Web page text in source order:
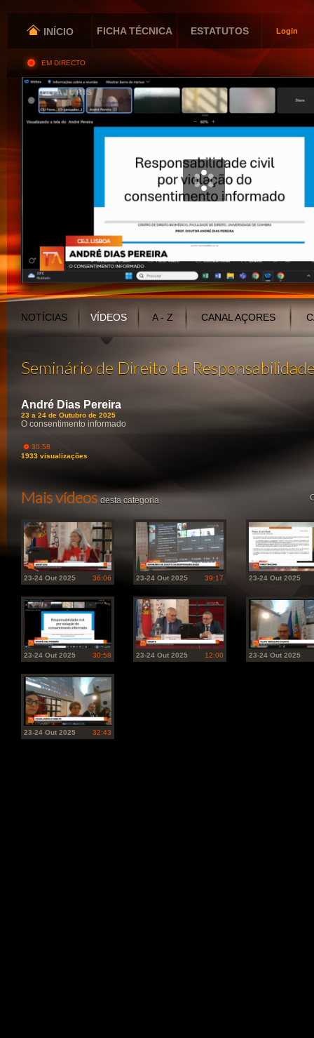
INÍCIO FICHA TÉCNICA ESTATUTOS Login
EM DIRECTO
NOTÍCIAS VÍDEOS A - Z CANAL AÇORES
Seminário de Direito da
André Dias Pereira
23 a 24 de Outubro de 2025
O consentimento informado
30:58
1933 visualizações
Mais vídeosdesta categoria
23-24 Out 2025 36:06 23-24 Out 2025 39:17 23-24 Out 2025
23-24 Out 2025 30:58 23-24 Out 2025 12:00 23-24 Out 2025
23-24 Out 2025 32:43